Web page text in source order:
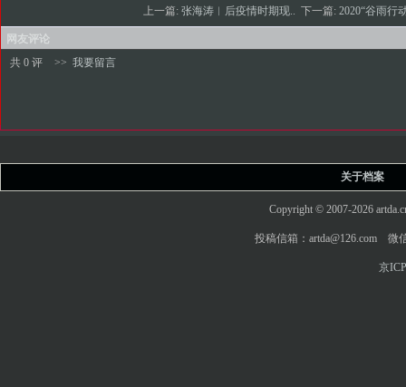
上一篇:张海涛︱后疫情时期现.. 下一篇:2020“谷雨行
网友评论
共 0 评
>> 我要留言
关于档案
Copyright © 2007-2026
投稿信箱：artda@126.com 微
京